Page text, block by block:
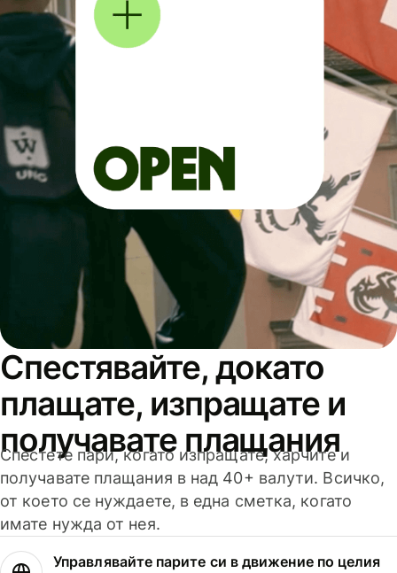
Спестявайте, докато
плащате, изпращате и
получавате плащания
Спестете пари, когато изпращате, харчите и
получавате плащания в над 40+ валути. Всичко,
от което се нуждаете, в една сметка, когато
имате нужда от нея.
Управлявайте парите си в движение по целия